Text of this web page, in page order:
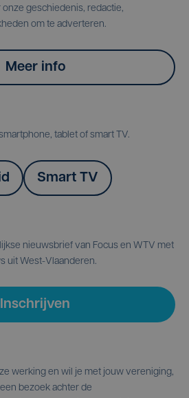
geschiedenis, redactie,
om te adverteren.
Meer info
tablet of smart TV.
Smart TV
nieuwsbrief van Focus en WTV met
uit West-Vlaanderen.
Inschrijven
werking en wil je met jouw vereniging,
bezoek achter de